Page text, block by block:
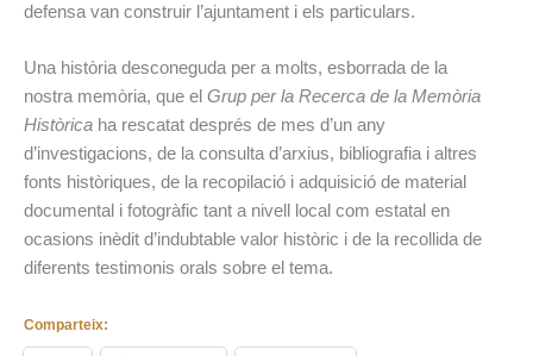
defensa van construir l’ajuntament i els particulars.
Una història desconeguda per a molts, esborrada de la
nostra memòria, que el Grup per la Recerca de la Memòria
Històrica ha rescatat després de mes d’un any
d’investigacions, de la consulta d’arxius, bibliografia i altres
fonts històriques, de la recopilació i adquisició de material
documental i fotogràfic tant a nivell local com estatal en
ocasions inèdit d’indubtable valor històric i de la recollida de
diferents testimonis orals sobre el tema.
Comparteix: